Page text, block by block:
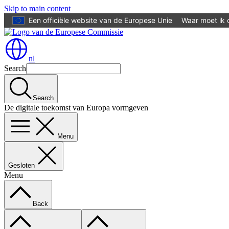
Skip to main content
Een officiële website van de Europese Unie
Waar moet ik
nl
Search
Search
De digitale toekomst van Europa vormgeven
Menu
Gesloten
Menu
Back